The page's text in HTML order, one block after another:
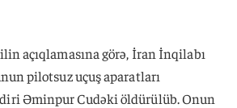
açıqlamasına görə, İran İnqilabı
pilotsuz uçuş aparatları
Əminpur Cudəki öldürülüb. Onun